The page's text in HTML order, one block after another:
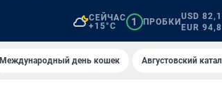
СЕЙЧАС
+15°C
1 ПРОБКИ
USD
EUR
Международный день кошек Августовский